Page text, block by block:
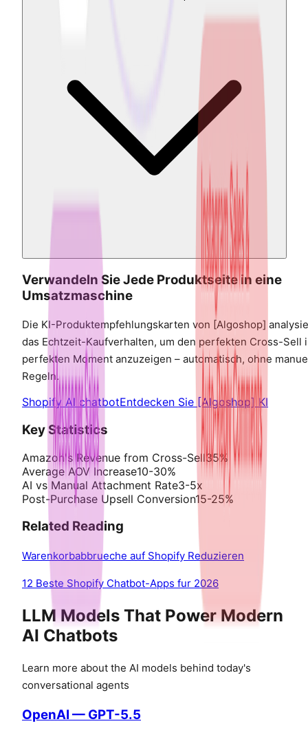
Verwandeln Sie Jede Produktseite in eine
Umsatzmaschine
Die KI-Produktempfehlungskarten von [Algoshop]
das Echtzeit-Kaufverhalten, um den perfekten Cross-Sell
perfekten Moment anzuzeigen – automatisch, ohne
Regeln.
Shopify AI chatbotEntdecken Sie [Algoshop] KI
Key Statistics
Amazon's Revenue from Cross-Sell35%
Average AOV Increase10-30%
AI vs Manual Attachment Rate3-5x
Post-Purchase Upsell Conversion15-25%
Related Reading
Warenkorbabbrueche auf Shopify Reduzieren
12 Beste Shopify Chatbot-Apps fur 2026
LLM Models That Power Modern
AI Chatbots
Learn more about the AI models behind today's
conversational agents
OpenAI — GPT-5.5